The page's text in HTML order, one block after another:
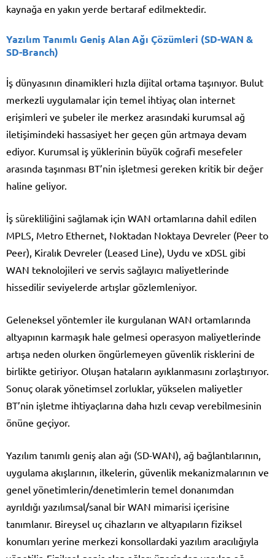
kaynağa en yakın yerde bertaraf edilmektedir.
Yazılım Tanımlı Geniş Alan Ağı Çözümleri (SD-WAN &
SD-Branch)
İş dünyasının dinamikleri hızla dijital ortama taşınıyor. Bulut
merkezli uygulamalar için temel ihtiyaç olan internet
erişimleri ve şubeler ile merkez arasındaki kurumsal ağ
iletişimindeki hassasiyet her geçen gün artmaya devam
ediyor. Kurumsal iş yüklerinin büyük coğrafi mesefeler
arasında taşınması BT’nin işletmesi gereken kritik bir değer
haline geliyor.
İş sürekliliğini sağlamak için WAN ortamlarına dahil edilen
MPLS, Metro Ethernet, Noktadan Noktaya Devreler (Peer to
Peer), Kiralık Devreler (Leased Line), Uydu ve xDSL gibi
WAN teknolojileri ve servis sağlayıcı maliyetlerinde
hissedilir seviyelerde artışlar gözlemleniyor.
Geleneksel yöntemler ile kurgulanan WAN ortamlarında
altyapının karmaşık hale gelmesi operasyon maliyetlerinde
artışa neden olurken öngürlemeyen güvenlik risklerini de
birlikte getiriyor. Oluşan hataların ayıklanmasını zorlaştırıyor.
Sonuç olarak yönetimsel zorluklar, yükselen maliyetler
BT’nin işletme ihtiyaçlarına daha hızlı cevap verebilmesinin
önüne geçiyor.
Yazılım tanımlı geniş alan ağı (SD-WAN), ağ bağlantılarının,
uygulama akışlarının, ilkelerin, güvenlik mekanizmalarının ve
genel yönetimlerin/denetimlerin temel donanımdan
ayrıldığı yazılımsal/sanal bir WAN mimarisi içerisine
tanımlanır. Bireysel uç cihazların ve altyapıların fiziksel
konumları yerine merkezi konsollardaki yazılım aracılığıyla